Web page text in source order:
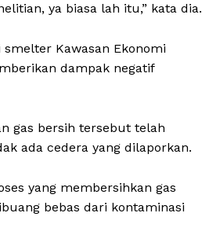
ya biasa lah itu,” kata dia.
Kawasan Ekonomi
dampak negatif
gas bersih tersebut telah
ada cedera yang dilaporkan.
yang membersihkan gas
bebas dari kontaminasi